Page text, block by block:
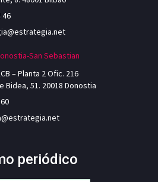
46
San Sebastian
– Planta 2 Ofic. 216
Bidea, 51. 20018 Donostia
periódico